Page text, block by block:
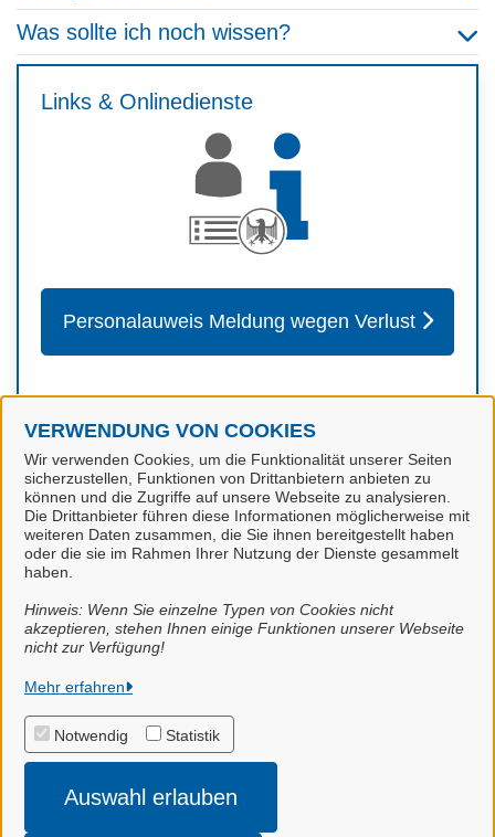
VERWENDUNG VON COOKIES
Wir verwenden Cookies, um die Funktionalität unserer Seiten
sicherzustellen, Funktionen von Drittanbietern anbieten zu
können und die Zugriffe auf unsere Webseite zu analysieren.
Die Drittanbieter führen diese Informationen möglicherweise mit
weiteren Daten zusammen, die Sie ihnen bereitgestellt haben
oder die sie im Rahmen Ihrer Nutzung der Dienste gesammelt
haben.
Hinweis: Wenn Sie einzelne Typen von Cookies nicht
akzeptieren, stehen Ihnen einige Funktionen unserer Webseite
nicht zur Verfügung!
Mehr erfahren
Notwendig Statistik
Auswahl erlauben
Was sollte ich noch wissen?
Links & Onlinedienste
Personalauweis Meldung wegen Verlust
Kontakt
Bürgerbüro
Stadt Haren
Alle Rechte vorbehalten